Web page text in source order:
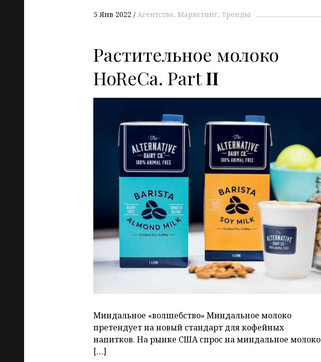
5 Янв 2022 Агентства Маркетинг Тренды
Растительное молоко
HoReCa. PartII
P
Миндальное «волшебство» Миндальное молоко
претендует на новый стандарт для кофейных
напитков. На рынке США спрос на миндальное молоко
[…]